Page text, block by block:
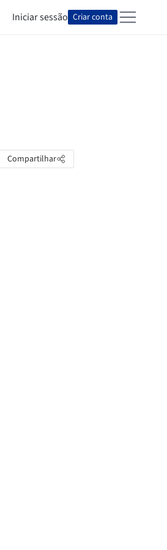
Iniciar sessão Criar conta
Compartilhar